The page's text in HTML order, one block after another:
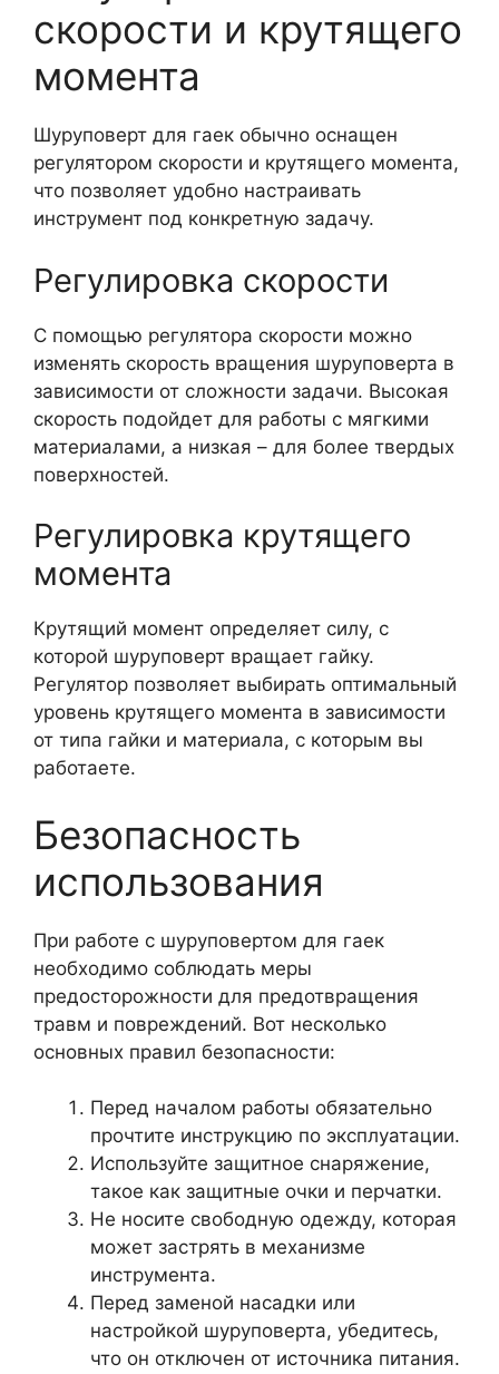
скорости и крутящего
момента
Шуруповерт для гаек обычно оснащен
регулятором скорости и крутящего момента,
что позволяет удобно настраивать
инструмент под конкретную задачу.
Регулировка скорости
С помощью регулятора скорости можно
изменять скорость вращения шуруповерта в
зависимости от сложности задачи. Высокая
скорость подойдет для работы с мягкими
материалами, а низкая – для более твердых
поверхностей.
Регулировка крутящего
момента
Крутящий момент определяет силу, с
которой шуруповерт вращает гайку.
Регулятор позволяет выбирать оптимальный
уровень крутящего момента в зависимости
от типа гайки и материала, с которым вы
работаете.
Безопасность
использования
При работе с шуруповертом для гаек
необходимо соблюдать меры
предосторожности для предотвращения
травм и повреждений. Вот несколько
основных правил безопасности:
Перед началом работы обязательно
прочтите инструкцию по эксплуатации.
Используйте защитное снаряжение,
такое как защитные очки и перчатки.
Не носите свободную одежду, которая
может застрять в механизме
инструмента.
Перед заменой насадки или
настройкой шуруповерта, убедитесь,
что он отключен от источника питания.